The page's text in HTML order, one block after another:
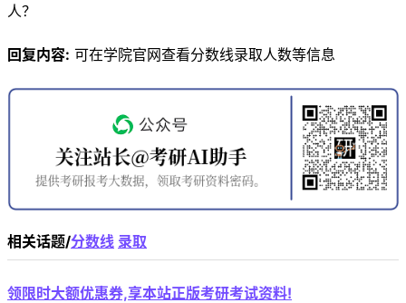
人？
回复内容: 可在学院官网查看分数线录取人数等信息
相关话题/分数线 录取
领限时大额优惠券,享本站正版考研考试资料!